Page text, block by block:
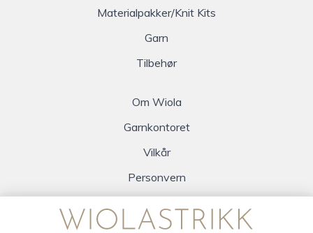
Materialpakker/Knit Kits
Garn
Tilbehør
Om Wiola
Garnkontoret
Vilkår
Personvern